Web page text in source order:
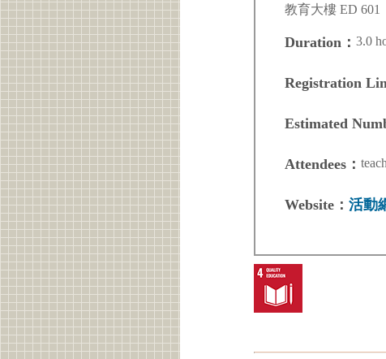
教育大樓 ED 601
Duration： 3.0
Registration
Estimated
Attendees：
Website： 活動